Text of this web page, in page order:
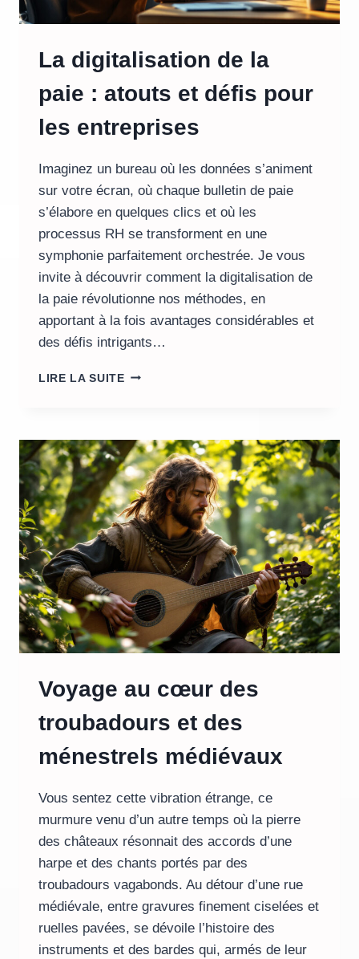
La digitalisation de la
paie : atouts et défis pour
les entreprises
Imaginez un bureau où les données s’animent
sur votre écran, où chaque bulletin de paie
s’élabore en quelques clics et où les
processus RH se transforment en une
symphonie parfaitement orchestrée. Je vous
invite à découvrir comment la digitalisation de
la paie révolutionne nos méthodes, en
apportant à la fois avantages considérables et
des défis intrigants…
LIRE LA SUITELA
PAIE
:
ATOUTS
ET
DÉFIS
POUR
LES
ENTREPRISES
Voyage au cœur des
troubadours et des
ménestrels médiévaux
Vous sentez cette vibration étrange, ce
murmure venu d’un autre temps où la pierre
des châteaux résonnait des accords d’une
harpe et des chants portés par des
troubadours vagabonds. Au détour d’une rue
médiévale, entre gravures finement ciselées et
ruelles pavées, se dévoile l’histoire des
instruments et des bardes qui, armés de leur